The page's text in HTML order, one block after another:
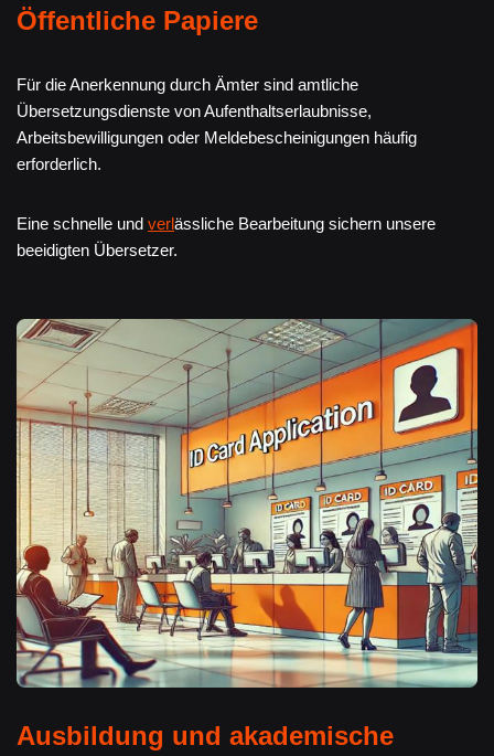
Öffentliche Papiere
Für die Anerkennung durch Ämter sind amtliche
Übersetzungsdienste von Aufenthaltserlaubnisse,
Arbeitsbewilligungen oder Meldebescheinigungen häufig
erforderlich.
Eine schnelle und verlässliche Bearbeitung sichern unsere
beeidigten Übersetzer.
Ausbildung und akademische